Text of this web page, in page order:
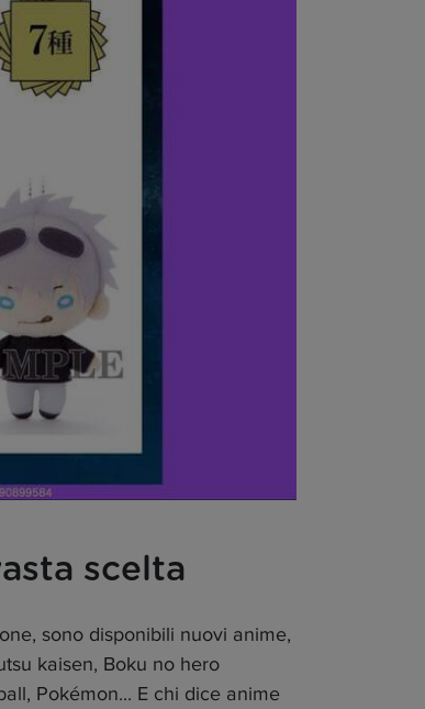
scelta
sono disponibili nuovi anime,
kaisen, Boku no hero
Pokémon... E chi dice anime